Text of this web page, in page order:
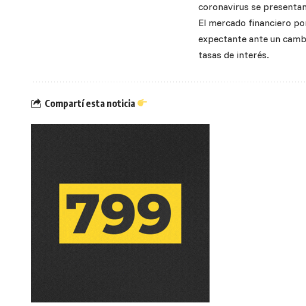
coronavirus se
El mercado financiero
expectante ante un
tasas de interés.
Compartí esta noticia